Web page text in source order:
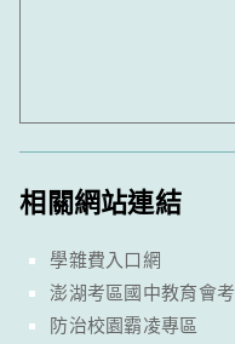
相關網站連結
學雜費入口網
澎湖考區國中教育會考
防治校園霸凌專區